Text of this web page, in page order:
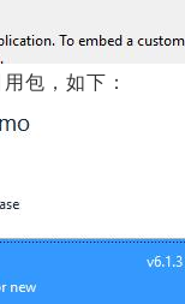
包，如下：